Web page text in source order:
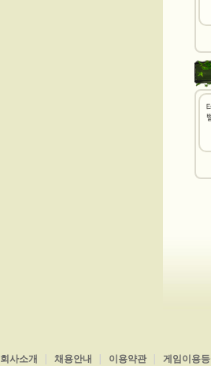
회사소개 채용안내 이용약관
게임이용